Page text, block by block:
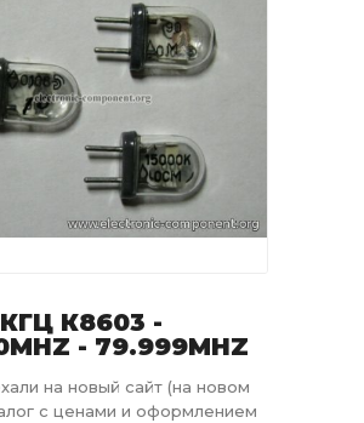
К8603 -
- 79.999MHZ
на новый сайт (на новом
с ценами и оформлением